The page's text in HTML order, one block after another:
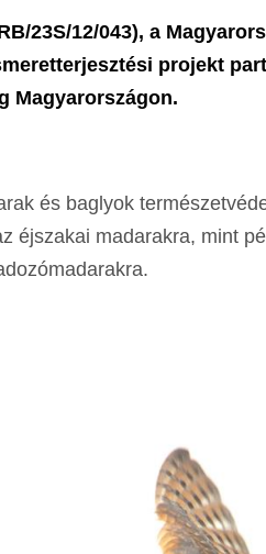
23S/12/043), a
projekt
Magyarországon.
és baglyok
éjszakai madarakra, mint